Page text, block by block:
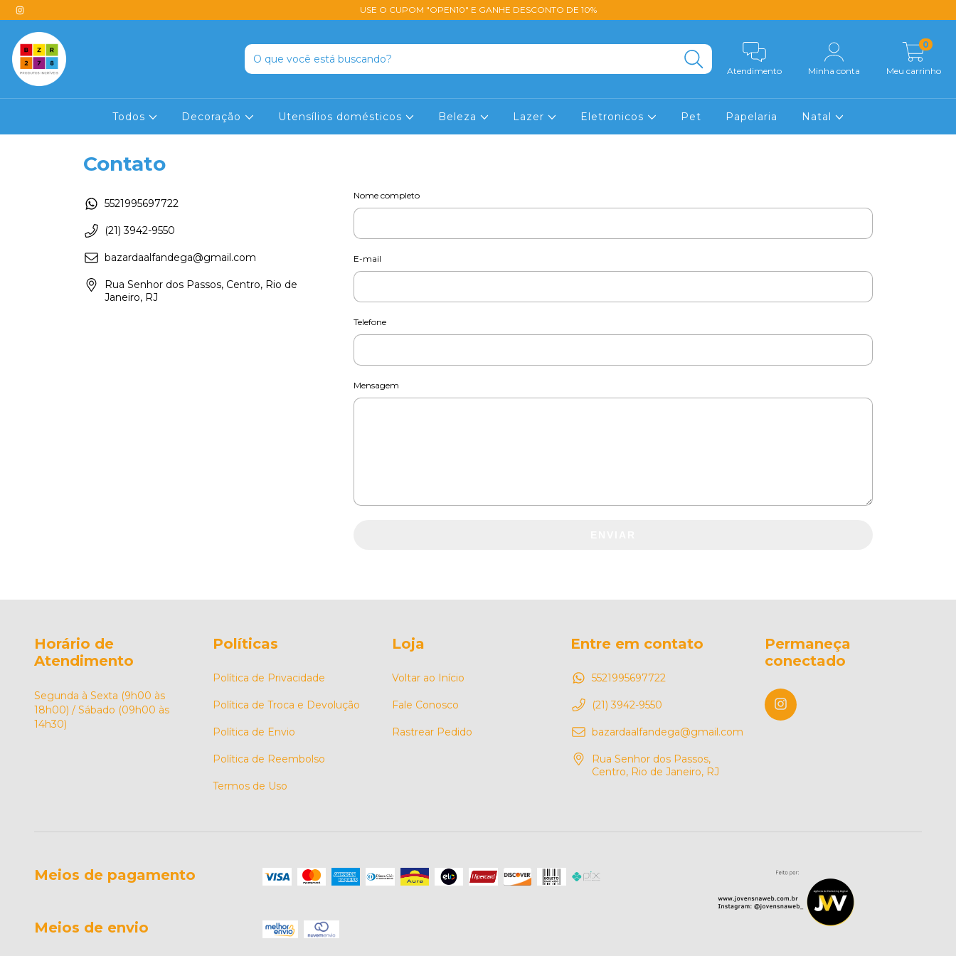
USE O CUPOM "OPEN10" E GANHE DESCONTO DE 10%
Atendimento Minha conta Meu carrinho
0
Todos Decoração Utensílios domésticos Beleza Lazer Eletronicos Pet Papelaria Natal
Contato
5521995697722
(21) 3942-9550
bazardaalfandega@gmail.com
Rua Senhor dos Passos, Centro, Rio de
Janeiro, RJ
Nome completo
E-mail
Telefone
Mensagem
Horário de
Atendimento
Segunda à Sexta (9h00 às
18h00) / Sábado (09h00 às
14h30)
Políticas
Política de Privacidade
Política de Troca e Devolução
Política de Envio
Política de Reembolso
Termos de Uso
Loja
Voltar ao Início
Fale Conosco
Rastrear Pedido
Entre em contato
5521995697722
(21) 3942-9550
bazardaalfandega@gmail.com
Rua Senhor dos Passos,
Centro, Rio de Janeiro, RJ
Permaneça
conectado
Meios de pagamento
Meios de envio